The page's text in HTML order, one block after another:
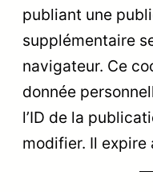
publiant une
supplémentaire
navigateur. Ce
donnée
l’ID de la
modifier. Il expire